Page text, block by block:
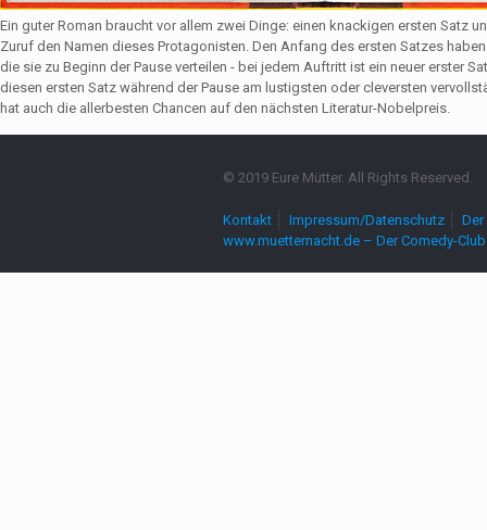
Ein guter Roman braucht vor allem zwei Dinge: einen knackigen ersten Satz
Zuruf den Namen dieses Protagonisten. Den Anfang des ersten Satzes
die sie zu Beginn der Pause verteilen - bei jedem Auftritt ist ein neuer erster
diesen ersten Satz während der Pause am lustigsten oder cleversten
hat auch die allerbesten Chancen auf den nächsten Literatur-Nobelpreis.
© 2019 Eure Mütter. All Rights Reserved.
Kontakt Impressum/Datenschutz
www.muetternacht.de – Der Comedy-Club